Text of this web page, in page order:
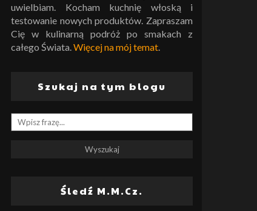
uwielbiam. Kocham kuchnię włoską i
testowanie nowych produktów. Zapraszam
Cię w kulinarną podróż po smakach z
całego Świata.Więcej na mój temat.
Szukaj na tym blogu
Śledź M.M.Cz.